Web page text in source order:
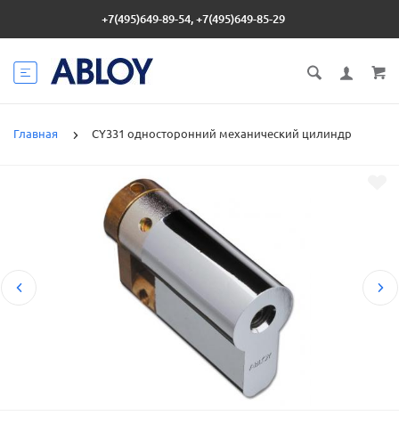
+7(495)649-89-54, +7(495)649-85-29
Главная CY331 односторонний механический цилиндр